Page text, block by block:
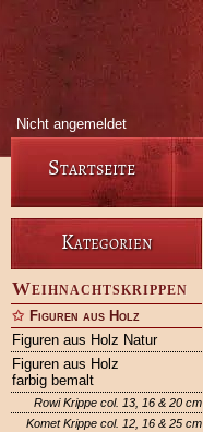
Nicht angemeldet
Startseite
Kategorien
Weihnachtskrippen
Figuren aus Holz
Figuren aus Holz Natur
Figuren aus Holz
farbig bemalt
Rowi Krippe col. 13, 16 & 20 cm
Komet Krippe col. 12, 16 & 25 cm